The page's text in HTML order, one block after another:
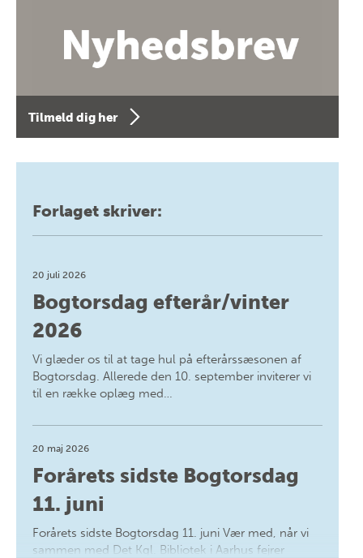
Tilmeld dig her
Forlaget skriver:
20 juli 2026
Bogtorsdag efterår/vinter
2026
Vi glæder os til at tage hul på efterårssæsonen af
Bogtorsdag. Allerede den 10. september inviterer vi
til en række oplæg med…
20 maj 2026
Forårets sidste Bogtorsdag
11. juni
Forårets sidste Bogtorsdag 11. juni Vær med, når vi
sammen med Det Kgl. Bibliotek i Aarhus fejrer